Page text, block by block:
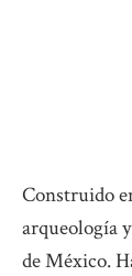
Construido
arqueología
de México.